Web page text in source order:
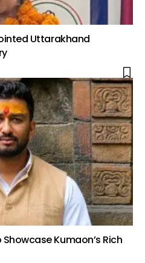
Uttarakhand
Kumaon’s Rich